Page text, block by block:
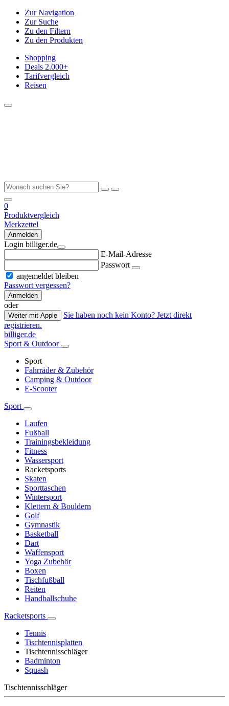
Zur Navigation
Zur Suche
Zu den Filtern
Zu den Produkten
Shopping
Deals 2.000+
Tarifvergleich
Reisen
0
Produktvergleich
Merkzettel
Anmelden
Login billiger.de
E-Mail-Adresse
Passwort
angemeldet bleiben
Passwort vergessen?
Anmelden
oder
Weiter mit Apple
Sie haben noch kein Konto? Jetzt direkt
registrieren.
billiger.de
Sport & Outdoor
Sport
Fahrräder & Zubehör
Camping & Outdoor
E-Scooter
Sport
Laufen
Fußball
Trainingsbekleidung
Fitness
Wassersport
Racketsports
Skaten
Sporttaschen
Wintersport
Klettern & Bouldern
Golf
Gymnastik
Basketball
Dart
Waffensport
Yoga Zubehör
Boxen
Tischfußball
Reiten
Handballschuhe
Racketsports
Tennis
Tischtennisplatten
Tischtennisschläger
Badminton
Squash
Tischtennisschläger